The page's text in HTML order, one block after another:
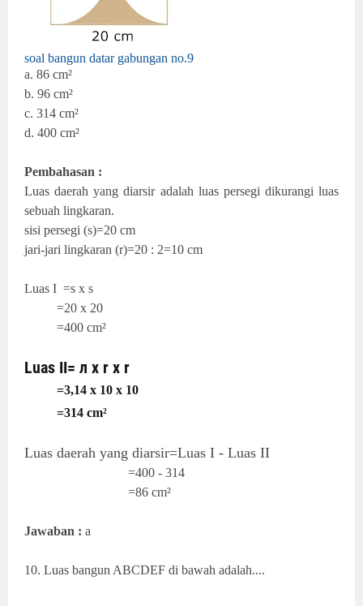
soal bangun datar gabungan no.9
a. 86 cm²
b. 96 cm²
c. 314 cm²
d. 400 cm²
Pembahasan :
Luas daerah yang diarsir adalah luas persegi dikurangi luas
sebuah lingkaran.
sisi persegi (s)=20 cm
jari-jari lingkaran (r)=20 : 2=10 cm
Luas I =s x s
=20 x 20
=400 cm²
Luas II= л x r x r
=3,14 x 10 x 10
=314 cm²
Luas daerah yang diarsir=Luas I - Luas II
=400 - 314
=86 cm²
Jawaban : a
10. Luas bangun ABCDEF di bawah adalah....